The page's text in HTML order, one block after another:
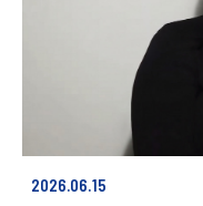
2026.06.15